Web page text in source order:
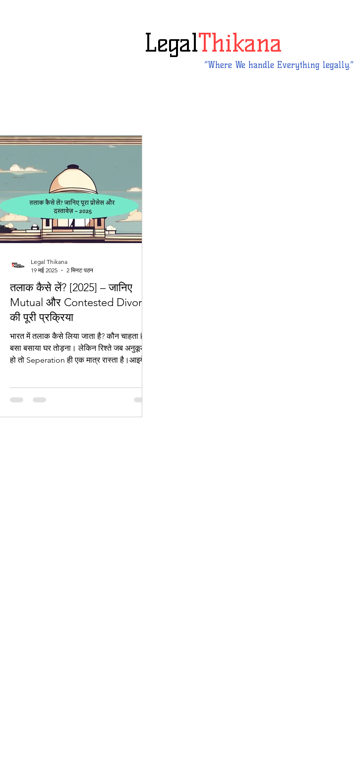
LegalThikana
“Where We handle Everything legally.”
तलाक कैसे लें? [2025] – जानिए
Mutual और Contested Divorce
की पूरी प्रक्रिया
भारत में तलाक कैसे लिया जाता है? कौन चाहता है
बसा बसाया घर तोड़ना। लेकिन रिश्ते जब अनुकूल न
हो तो Seperation ही एक मात्र रास्ता है।आइये...
Legal Thikana
19 मई 2025
2 मिनट पठन